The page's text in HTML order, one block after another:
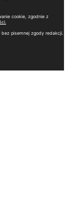
cookie, zgodnie z
pisemnej zgody redakcji.